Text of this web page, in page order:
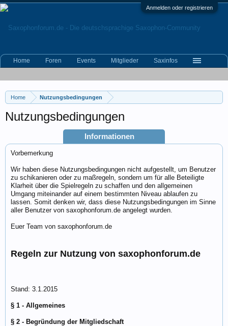
Anmelden oder registrieren
Home Nutzungsbedingungen
Nutzungsbedingungen
Informationen
Vorbemerkung
Wir haben diese Nutzungsbedingungen nicht aufgestellt, um Benutzer
zu schikanieren oder zu maßregeln, sondern um für alle Beteiligte
Klarheit über die Spielregeln zu schaffen und den allgemeinen
Umgang miteinander auf einem bestimmten Niveau ablaufen zu
lassen. Somit denken wir, dass diese Nutzungsbedingungen im Sinne
aller Benutzer von saxophonforum.de angelegt wurden.
Euer Team von saxophonforum.de
Regeln zur Nutzung von saxophonforum.de
Stand: 3.1.2015
§ 1 - Allgemeines
§ 2 - Begründung der Mitgliedschaft
Home Foren Events Mitglieder Saxinfos